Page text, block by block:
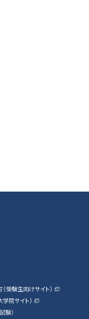
受験生向けサイト）
院サイト）
験）